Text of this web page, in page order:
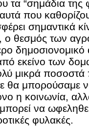
τα “σημάδια της
που
σημαντικά
ο θεσμός των
εκείνο των
μικρά
θα μπορούσαμε
η κοινωνία,
να
φυλακές.